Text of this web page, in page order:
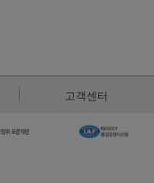
고객센터